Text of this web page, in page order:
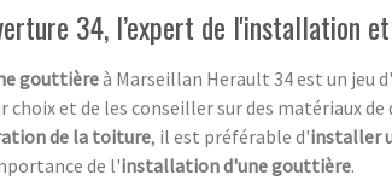
34, l’expert de l'installation
gouttièreà Marseillan Herault 34 est un jeu
choix et de les conseiller sur des matériaux
de la toiture, il est préférable d'installer
de l'installation d'une gouttière.